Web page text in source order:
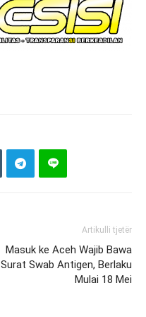
Artikulli tjetër
Masuk ke Aceh Wajib Bawa
Surat Swab Antigen, Berlaku
Mulai 18 Mei